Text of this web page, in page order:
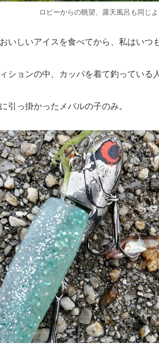
ロビーからの眺望、露天風呂も同じ
いしいアイスを食べてから、私はいつ
ションの中、カッパを着て釣っている
引っ掛かったメバルの子のみ。